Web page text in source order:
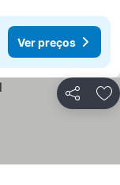
Ver preços
Partilhar